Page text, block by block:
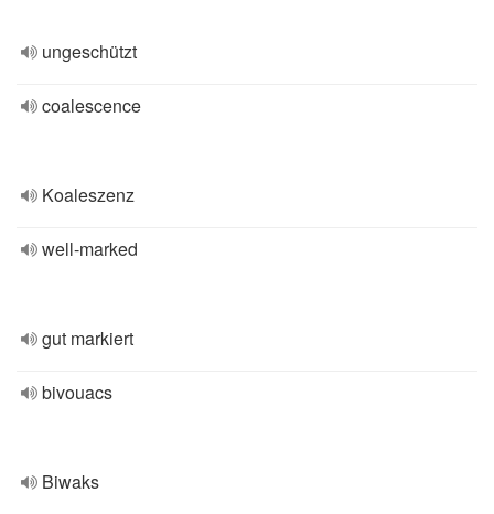
ungeschützt
coalescence
Koaleszenz
well-marked
gut markiert
bivouacs
Biwaks